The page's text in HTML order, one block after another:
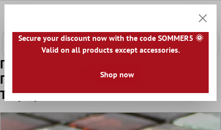
Πρότυπο από Γυάλινο Μωσαϊκό
Πλακάκια Curlew Kόκκινο Kαφέ Ασήμι
Tετράγωνο
Secure your discount now with the code SOMMER5 🌞
Valid on all products except accessories.
Shop now